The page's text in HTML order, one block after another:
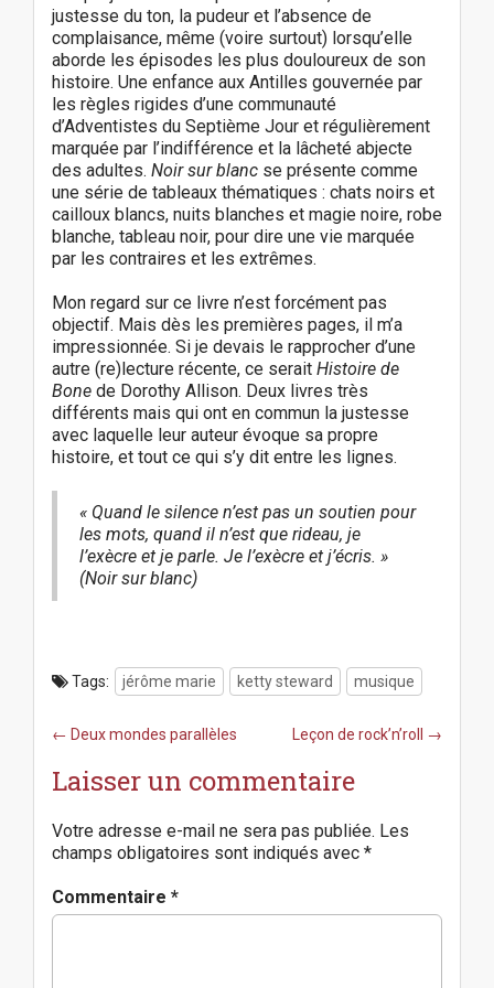
justesse du ton, la pudeur et l’absence de
complaisance, même (voire surtout) lorsqu’elle
aborde les épisodes les plus douloureux de son
histoire. Une enfance aux Antilles gouvernée par
les règles rigides d’une communauté
d’Adventistes du Septième Jour et régulièrement
marquée par l’indifférence et la lâcheté abjecte
des adultes. Noir sur blanc se présente comme
une série de tableaux thématiques : chats noirs et
cailloux blancs, nuits blanches et magie noire, robe
blanche, tableau noir, pour dire une vie marquée
par les contraires et les extrêmes.
Mon regard sur ce livre n’est forcément pas
objectif. Mais dès les premières pages, il m’a
impressionnée. Si je devais le rapprocher d’une
autre (re)lecture récente, ce serait Histoire de
Bone de Dorothy Allison. Deux livres très
différents mais qui ont en commun la justesse
avec laquelle leur auteur évoque sa propre
histoire, et tout ce qui s’y dit entre les lignes.
« Quand le silence n’est pas un soutien pour
les mots, quand il n’est que rideau, je
l’exècre et je parle. Je l’exècre et j’écris. »
(Noir sur blanc)
Tags: jérôme marie ketty steward musique
P
s
n
a
i
g
← Deux mondes parallèles Leçon de rock’n’roll →
Laisser un commentaire
Votre adresse e-mail ne sera pas publiée. Les
champs obligatoires sont indiqués avec *
Commentaire *